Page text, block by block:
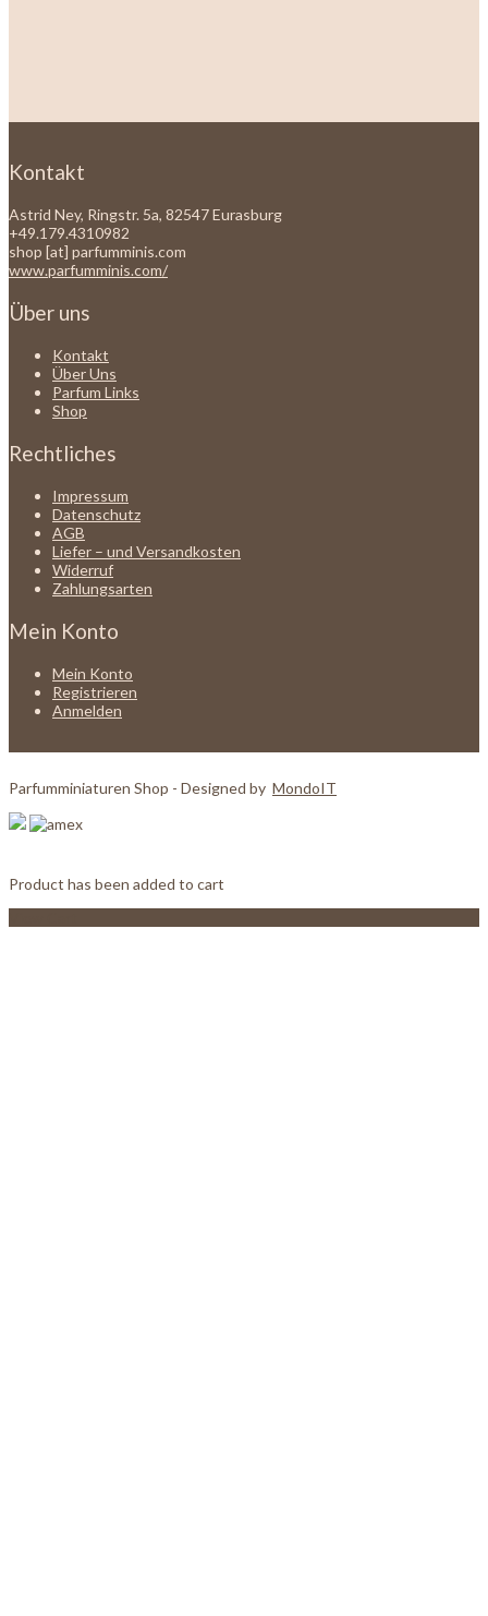
Kontakt
Astrid Ney, Ringstr. 5a, 82547 Eurasburg
+49.179.4310982
shop [at] parfumminis.com
www.parfumminis.com/
Über uns
Kontakt
Über Uns
Parfum Links
Shop
Rechtliches
Impressum
Datenschutz
AGB
Liefer – und Versandkosten
Widerruf
Zahlungsarten
Mein Konto
Mein Konto
Registrieren
Anmelden
Parfumminiaturen Shop - Designed by MondoIT
Product has been added to cart